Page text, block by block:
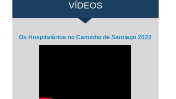
VÍDEOS
Os Hospitalários no Caminho de Santiago 2022